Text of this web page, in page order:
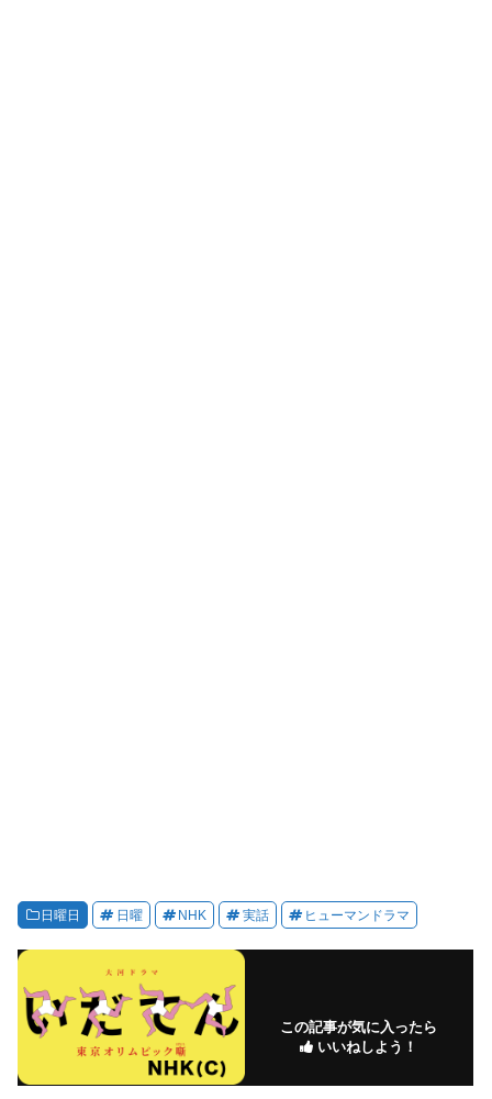
日曜日 日曜 NHK 実話 ヒューマンドラマ
この記事が気に入ったら
いいねしよう！